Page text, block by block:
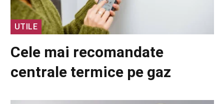
UTILE
Cele mai recomandate
centrale termice pe gaz